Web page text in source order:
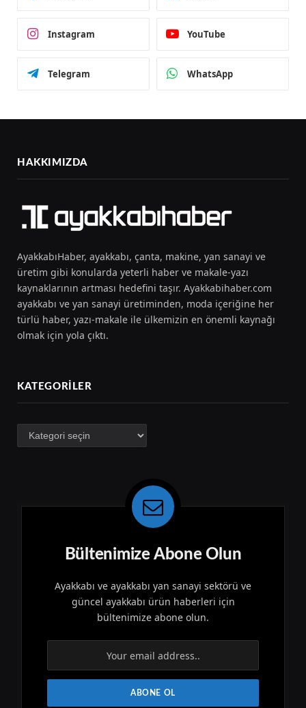
Instagram YouTube
Telegram WhatsApp
HAKKIMIZDA
AyakkabıHaber, ayakkabı, çanta, makine, yan sanayi ve
üretim gibi konularda yeterli haber ve makale-yazı
kaynaklarının artması hedefini taşır. Ayakkabihaber.com
ayakkabı ve yan sanayi üretiminden, moda içeriğine her
türlü haber, yazı-makale ile ülkemizin en önemli kaynağı
olmak için yola çıktı.
KATEGORILER
Kategoriler
Bültenimize Abone Olun
Ayakkabı ve ayakkabı yan sanayi sektörü ve
güncel ayakkabı ürün haberleri için
bültenimize abone olun.